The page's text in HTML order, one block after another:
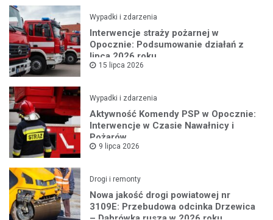
Wypadki i zdarzenia
Interwencje straży pożarnej w
Opocznie: Podsumowanie działań z
lipca 2026 roku
15 lipca 2026
Wypadki i zdarzenia
Aktywność Komendy PSP w Opocznie:
Interwencje w Czasie Nawałnicy i
Pożarów
9 lipca 2026
Drogi i remonty
Nowa jakość drogi powiatowej nr
3109E: Przebudowa odcinka Drzewica